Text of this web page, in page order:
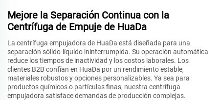
Mejore la Separación Continua con la
Centrífuga de Empuje de HuaDa
La centrífuga empujadora de HuaDa está diseñada para una
separación sólido-líquido ininterrumpida. Su operación automática
reduce los tiempos de inactividad y los costos laborales. Los
clientes B2B confían en HuaDa por un rendimiento estable,
materiales robustos y opciones personalizables. Ya sea para
productos químicos o partículas finas, nuestra centrífuga
empujadora satisface demandas de producción complejas.